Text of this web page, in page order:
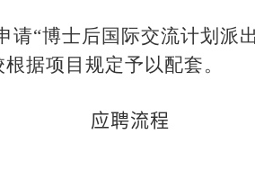
“博士后国际交流计划派
据项目规定予以配套。
应聘流程